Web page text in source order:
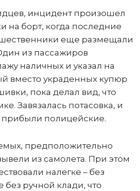
инцидент произошел
на борт, когда последние
еще размещали
из пассажиров
наличных и указал на
вместо украденных купюр
пока делал вид, что
Завязалась потасовка, и
прибыли полицейские.
предположительно
из самолета. При этом
налегке – без
ручной клади, что